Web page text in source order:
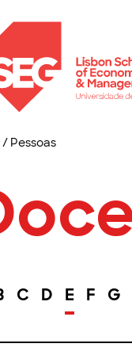
/ Pessoas
C D E F G